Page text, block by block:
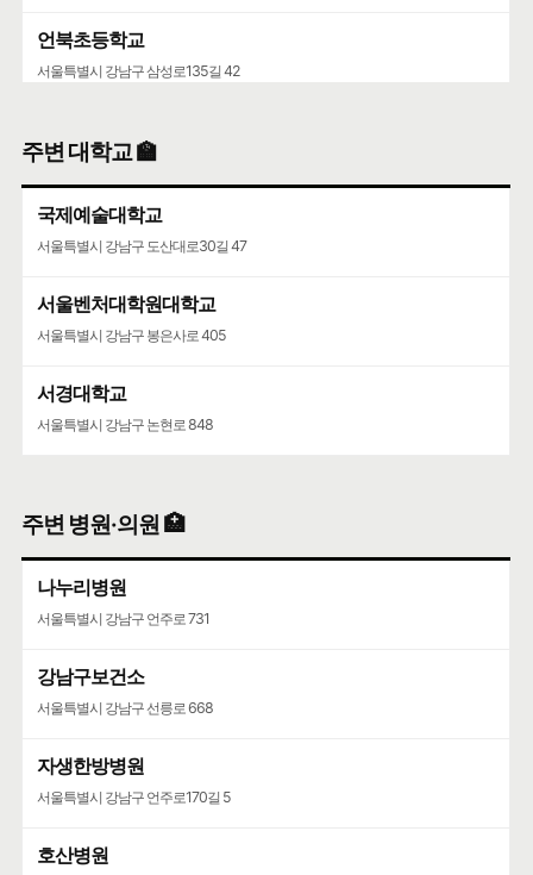
언북초등학교
서울특별시 강남구 삼성로135길 42
서울특별시 강남구 선릉로 742
주변 대학교 🏫
국제예술대학교
서울특별시 강남구 도산대로30길 47
서울벤처대학원대학교
서울특별시 강남구 봉은사로 405
서경대학교
서울특별시 강남구 논현로 848
주변 병원·의원 🏥
나누리병원
서울특별시 강남구 언주로 731
강남구보건소
서울특별시 강남구 선릉로 668
자생한방병원
서울특별시 강남구 언주로170길 5
호산병원